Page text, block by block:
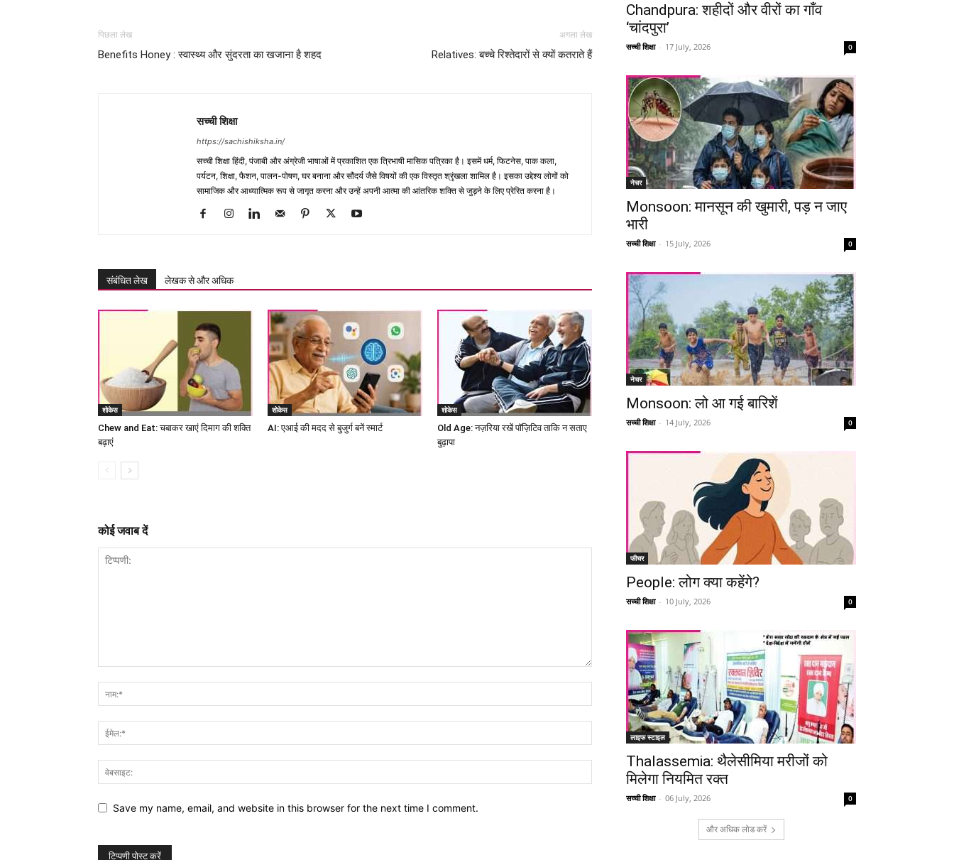
पिछला लेख
Benefits Honey : स्वास्थ्य और सुंदरता का खजाना है शहद
अगला लेख
Relatives: बच्चे रिश्तेदारों से क्यों कतराते हैं
सच्ची शिक्षा
https://sachishiksha.in/
सच्ची शिक्षा हिंदी, पंजाबी और अंग्रेजी भाषाओं में प्रकाशित एक त्रिभाषी मासिक पत्रिका है। इसमें धर्म, फिटनेस, पाक कला,
पर्यटन, शिक्षा, फैशन, पालन-पोषण, घर बनाना और सौंदर्य जैसे विषयों की एक विस्तृत श्रृंखला शामिल है। इसका उद्देश्य लोगों को
सामाजिक और आध्यात्मिक रूप से जागृत करना और उन्हें अपनी आत्मा की आंतरिक शक्ति से जुड़ने के लिए प्रेरित करना है।
संबंधित लेख लेखक से और अधिक
शोकेस
Chew and Eat: चबाकर खाएं दिमाग की शक्ति
बढ़ाएं
शोकेस
AI: एआई की मदद से बुजुर्ग बनें स्मार्ट
शोकेस
Old Age: नज़रिया रखें पॉज़िटिव ताकि न सताए
बुढ़ापा
कोई जवाब दें
Save my name, email, and website in this browser for the next time I comment.
Chandpura: शहीदों और वीरों का गाँव
‘चांदपुरा’
सच्ची शिक्षा - 17 July, 2026 0
नेचर
Monsoon: मानसून की खुमारी, पड़ न जाए
भारी
सच्ची शिक्षा - 15 July, 2026 0
नेचर
Monsoon: लो आ गई बारिशें
सच्ची शिक्षा - 14 July, 2026 0
फीचर
People: लोग क्या कहेंगे?
सच्ची शिक्षा - 10 July, 2026 0
लाइफ स्टाइल
Thalassemia: थैलेसीमिया मरीजों को
मिलेगा नियमित रक्त
सच्ची शिक्षा - 06 July, 2026 0
और अधिक लोड करें